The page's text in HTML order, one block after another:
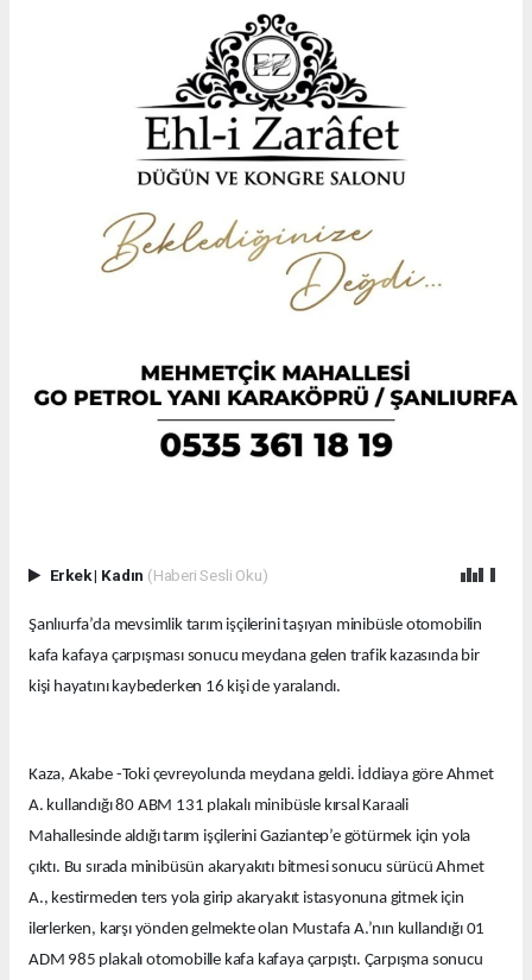
Erkek| Kadın (Haberi Sesli Oku)
Şanlıurfa’da mevsimlik tarım işçilerini taşıyan minibüsle otomobilin
kafa kafaya çarpışması sonucu meydana gelen trafik kazasında bir
kişi hayatını kaybederken 16 kişi de yaralandı.
Kaza, Akabe -Toki çevreyolunda meydana geldi. İddiaya göre Ahmet
A. kullandığı 80 ABM 131 plakalı minibüsle kırsal Karaali
Mahallesinde aldığı tarım işçilerini Gaziantep’e götürmek için yola
çıktı. Bu sırada minibüsün akaryakıtı bitmesi sonucu sürücü Ahmet
A., kestirmeden ters yola girip akaryakıt istasyonuna gitmek için
ilerlerken, karşı yönden gelmekte olan Mustafa A.’nın kullandığı 01
ADM 985 plakalı otomobille kafa kafaya çarpıştı. Çarpışma sonucu